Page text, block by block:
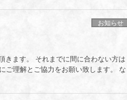
お知らせ
きます。 それまでに間に合わない方は
ご理解とご協力をお願い致します。 な